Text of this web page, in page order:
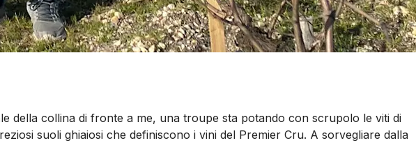
della collina di fronte a me, una troupe sta potando con scrupolo le viti di
suoli ghiaiosi che definiscono i vini del Premier Cru. A sorvegliare dalla